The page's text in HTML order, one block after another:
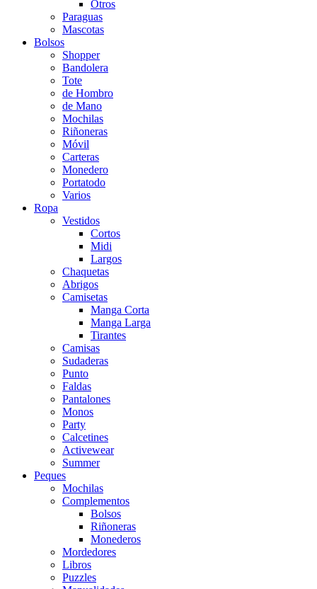
Otros
Paraguas
Mascotas
Bolsos
Shopper
Bandolera
Tote
de Hombro
de Mano
Mochilas
Riñoneras
Móvil
Carteras
Monedero
Portatodo
Varios
Ropa
Vestidos
Cortos
Midi
Largos
Chaquetas
Abrigos
Camisetas
Manga Corta
Manga Larga
Tirantes
Camisas
Sudaderas
Punto
Faldas
Pantalones
Monos
Party
Calcetines
Activewear
Summer
Peques
Mochilas
Complementos
Bolsos
Riñoneras
Monederos
Mordedores
Libros
Puzzles